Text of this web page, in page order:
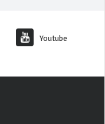
Youtube